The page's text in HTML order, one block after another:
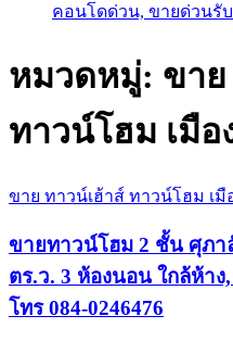
คอนโดด่วน, ขายด่วนรั
หมวดหมู่: ขาย
ทาวน์โฮม เมือ
ขาย ทาวน์เฮ้าส์ ทาวน์โฮม เมื
ขายทาวน์โฮม 2 ชั้น ศุภา
ตร.ว. 3 ห้องนอน ใกล้ห้า
โทร 084-0246476